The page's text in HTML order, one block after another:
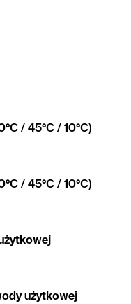
/ 45°C / 10°C)
/ 45°C / 10°C)
użytkowej